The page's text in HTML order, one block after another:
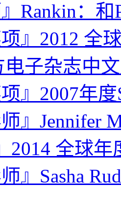
』Rankin：
项』2012 全
电子杂志中
项』2007年
师』Jennifer
2014 全球
师』Sasha